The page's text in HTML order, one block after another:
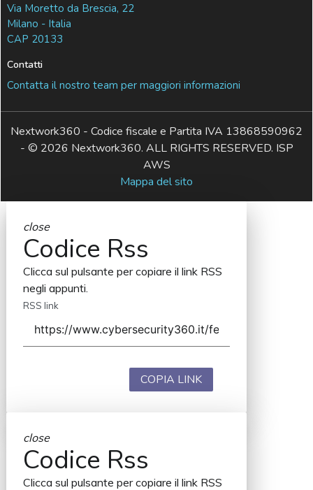
Via Moretto da Brescia, 22
Milano - Italia
CAP 20133
Contatti
Contatta il nostro team per maggiori informazioni
Nextwork360 - Codice fiscale e Partita IVA 13868590962
- © 2026 Nextwork360. ALL RIGHTS RESERVED. ISP
AWS
Mappa del sito
close
Codice Rss
Clicca sul pulsante per copiare il link RSS
negli appunti.
RSS link
COPIA LINK
close
Codice Rss
Clicca sul pulsante per copiare il link RSS